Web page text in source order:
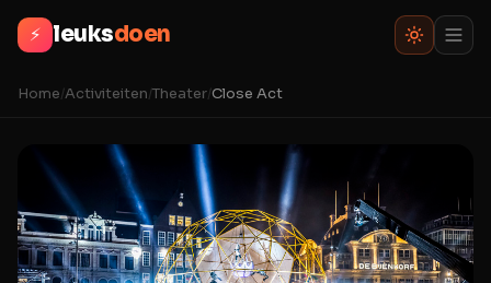
⚡ leuksdoen
Home/Activiteiten/Theater/Close Act